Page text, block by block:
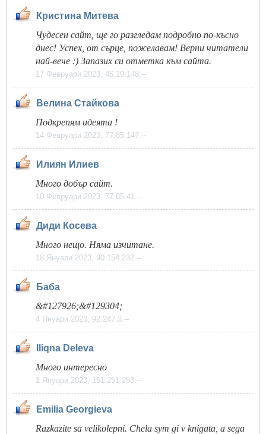
Кристина Митева
Чудесен сайт, ще го разгледам подробно по-късно
днес! Успех, от сърце, пожелавам! Верни читатели
най-вече :) Запазих си отметка към сайта.
17 Февруари 2023, 46.10.148.--
Велина Стайкова
Подкрепям идеята !
14 Февруари 2023, 77.85.147.--
Илиян Илиев
Много добър сайт.
10 Февруари 2023, 77.85.41.--
Диди Косева
Много нещо. Няма изчитане.
18 Януари 2023, 90.154.232.--
Баба
&#127926;&#129304;
4 Януари 2023, 92.247.3.--
Iliqna Deleva
Много интересно
1 Януари 2023, 151.251.253.--
Emilia Georgieva
Razkazite sa velikolepni. Chela sym gi v knigata, a sega